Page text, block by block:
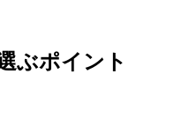
ぶポイント